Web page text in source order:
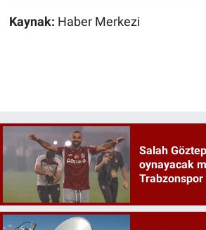
Kaynak: Haber Merkezi
Salah
oynayacak
Trabzonspor